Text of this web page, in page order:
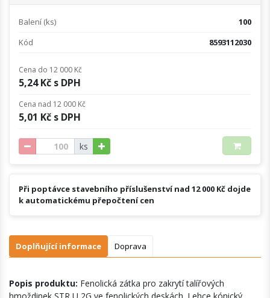
Balení (ks)
100
Kód
8593112030
Cena do 12 000 Kč
5,24 Kč s DPH
Cena nad 12 000 Kč
5,01 Kč s DPH
ks
Při poptávce stavebního příslušenství nad 12 000 Kč dojde
k automatickému přepočtení cen
Doplňující informace Doprava
Popis produktu: Fenolická zátka pro zakrytí talířových